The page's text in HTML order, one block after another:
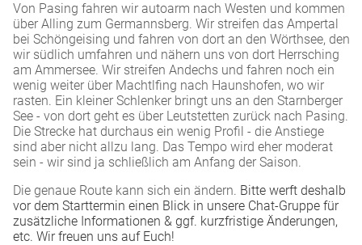
Von Pasing fahren wir autoarm nach Westen und kommen
über Alling zum Germannsberg. Wir streifen das Ampertal
bei Schöngeising und fahren von dort an den Wörthsee, den
wir südlich umfahren und nähern uns von dort Herrsching
am Ammersee. Wir streifen Andechs und fahren noch ein
wenig weiter über Machtlfing nach Haunshofen, wo wir
rasten. Ein kleiner Schlenker bringt uns an den Starnberger
See - von dort geht es über Leutstetten zurück nach Pasing.
Die Strecke hat durchaus ein wenig Profil - die Anstiege
sind aber nicht allzu lang. Das Tempo wird eher moderat
sein - wir sind ja schließlich am Anfang der Saison.
Die genaue Route kann sich ein ändern. Bitte werft deshalb
vor dem Starttermin einen Blick in unsere Chat-Gruppe für
zusätzliche Informationen & ggf. kurzfristige Änderungen,
etc. Wir freuen uns auf Euch!